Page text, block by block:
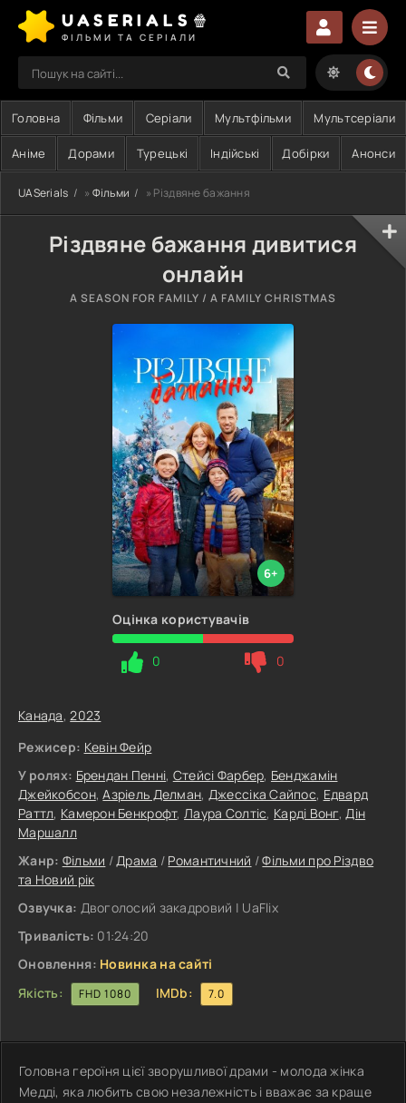
UASERIALS🍿
ФІЛЬМИ ТА СЕРІАЛИ
Головна Фільми Серіали Мультфільми Мультсеріали
Аніме Дорами Турецькі Індійські Добірки Анонси
UASerials » Фільми » Різдвяне бажання
Різдвяне бажання дивитися
онлайн
A SEASON FOR FAMILY / A FAMILY CHRISTMAS
6+
Оцінка користувачів
0 0
Канада,2023
Режисер: Кевін Фейр
У ролях: Брендан Пенні, Стейсі Фарбер, Бенджамін
Джейкобсон,Азріель Делман, Джессіка Сайпос, Едвард
Раттл, Камерон Бенкрофт,Лаура Солтіс, Карді Вонг,Дін
Маршалл
Жанр: Фільми /Драма / Романтичний /Фільми про Різдво
та Новий рік
Озвучка: Двоголосий закадровий | UaFlix
Тривалість: 01:24:20
Оновлення: Новинка на сайті
Якість:
FHD 1080 IMDb: 7.0
Головна героїня цієї зворушливої драми - молода жінка
Медді, яка любить свою незалежність і вважає за краще